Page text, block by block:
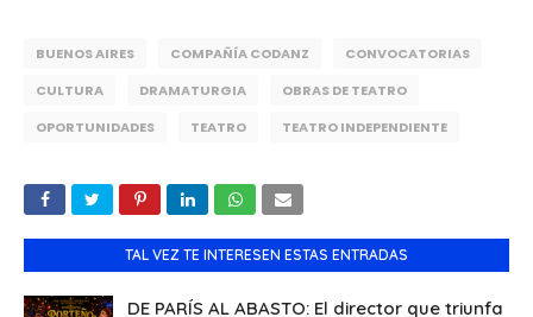
BUENOS AIRES COMPAÑÍA CODANZ
CONVOCATORIAS
CULTURA
DRAMATURGIA
OBRAS DE TEATRO
OPORTUNIDADES
TEATRO TEATRO INDEPENDIENTE
TAL VEZ TE INTERESEN ESTAS ENTRADAS
DE PARÍS AL ABASTO: El director que triunfa